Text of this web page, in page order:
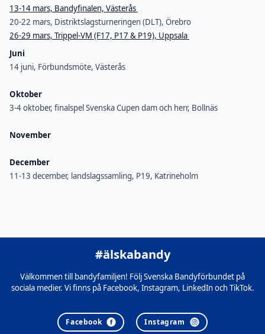
13-14 mars, Bandyfinalen, Västerås
20-22 mars, Distriktslagsturneringen (DLT), Örebro
26-29 mars, Trippel-VM (F17, P17 & P19), Uppsala
Juni
14 juni, Förbundsmöte, Västerås
Oktober
3-4 oktober, finalspel Svenska Cupen dam och herr, Bollnäs
November
December
11-13 december, landslagssamling, P19, Katrineholm
#älskabandy
Välkommen till bandyfamiljen! Följ Svenska Bandyförbundet på
sociala medier. Vi finns på Facebook, Instagram, LinkedIn och TikTok.
Facebook Instagram